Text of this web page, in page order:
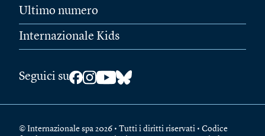
Ultimo numero
Internazionale Kids
Seguici su
© Internazionale spa 2026 • Tutti i diritti riservati • Codice